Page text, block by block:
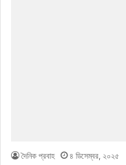
দৈনিক প্রবাহ ৪ ডিসেম্বর, ২০২৫